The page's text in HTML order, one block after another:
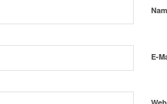
E-